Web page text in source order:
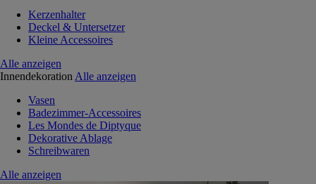
Kerzenhalter
Deckel & Untersetzer
Kleine Accessoires
Alle anzeigen
Innendekoration Alle anzeigen
Vasen
Badezimmer-Accessoires
Les Mondes de Diptyque
Dekorative Ablage
Schreibwaren
Alle anzeigen